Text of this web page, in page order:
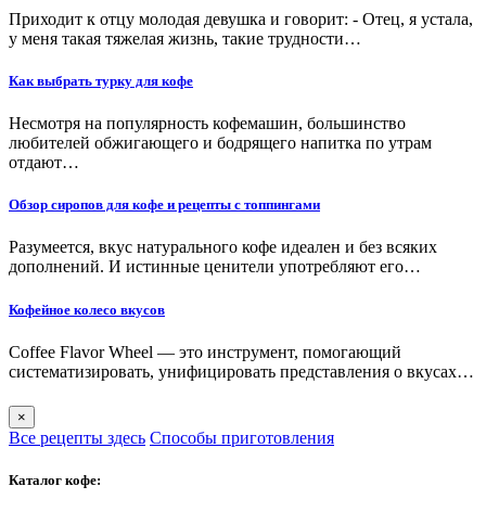
Приходит к отцу молодая девушка и говорит: - Отец, я устала,
у меня такая тяжелая жизнь, такие трудности…
Как выбрать турку для кофе
Несмотря на популярность кофемашин, большинство
любителей обжигающего и бодрящего напитка по утрам
отдают…
Обзор сиропов для кофе и рецепты с топпингами
Разумеется, вкус натурального кофе идеален и без всяких
дополнений. И истинные ценители употребляют его…
Кофейное колесо вкусов
Coffee Flavor Wheel — это инструмент, помогающий
систематизировать, унифицировать представления о вкусах…
×
Все рецепты здесь Способы приготовления
Каталог кофе: